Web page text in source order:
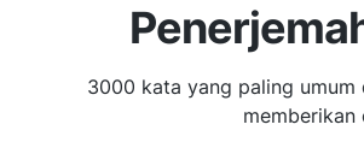
3000 kata yang paling umum
memberikan